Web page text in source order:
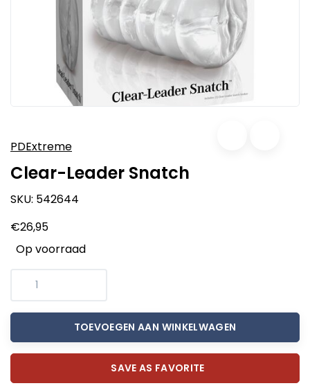
PDExtreme
Clear-Leader Snatch
SKU: 542644
€26,95
Op voorraad
TOEVOEGEN AAN WINKELWAGEN
SAVE AS FAVORITE